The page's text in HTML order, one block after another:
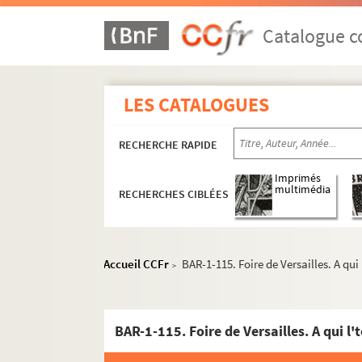
Catalogue
LES CATALOGUES
RECHERCHE RAPIDE
RECHERCHES CIBLÉES
Imprimés
multimédia
Accueil CCFr > BAR-1-115. Foire de Versailles. A
BAR-1-115. Foire de Versailles. A qui
ABB ou AB
Albert
Allard-Cambray
Amelot
Anonymes